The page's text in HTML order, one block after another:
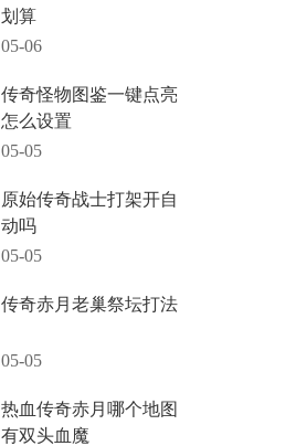
划算
05-06
传奇怪物图鉴一键点亮
怎么设置
05-05
原始传奇战士打架开自
动吗
05-05
传奇赤月老巢祭坛打法
05-05
热血传奇赤月哪个地图
有双头血魔